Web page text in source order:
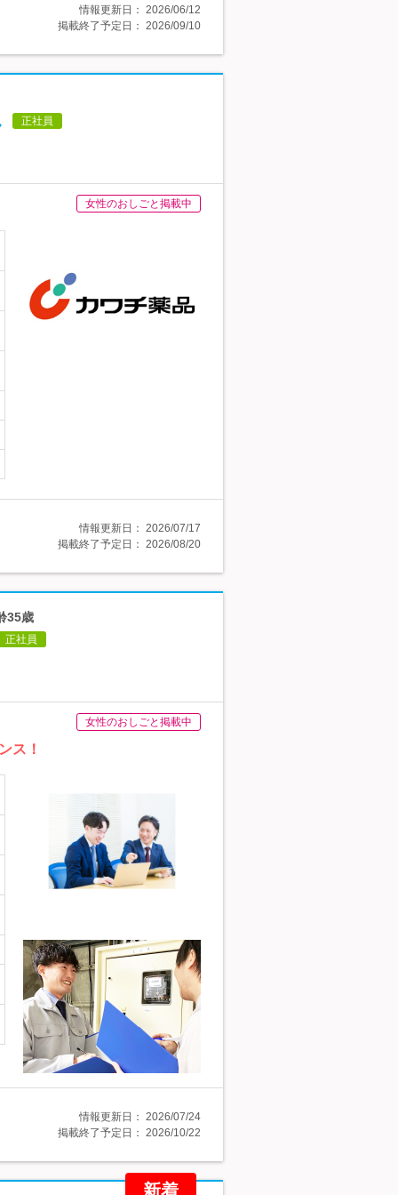
情報更新日： 2026/06/12
掲載終了予定日： 2026/09/10
正社員
女性のおしごと掲載中
情報更新日： 2026/07/17
掲載終了予定日： 2026/08/20
35歳
正社員
女性のおしごと掲載中
ス！
情報更新日： 2026/07/24
掲載終了予定日： 2026/10/22
新着